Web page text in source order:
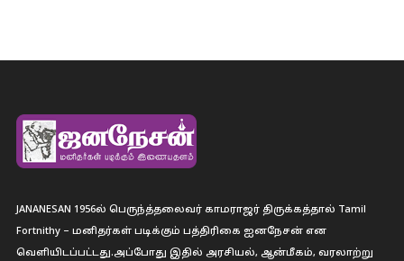
JANANESAN 1956ல் பெருந்த்தலைவர் காமராஜர் திருக்கத்தால் Tamil
Fortnithy – மனிதர்கள் படிக்கும் பத்திரிகை ஐனநேசன் என
வெளியிடப்பட்டது.அப்போது இதில் அரசியல், ஆன்மீகம், வரலாற்று